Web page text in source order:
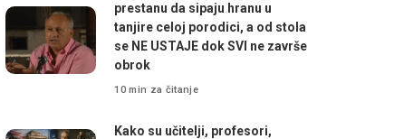
prestanu da sipaju hranu u
tanjire celoj porodici, a od stola
se NE USTAJE dok SVI ne završe
obrok
10 min za čitanje
Kako su učitelji, profesori,